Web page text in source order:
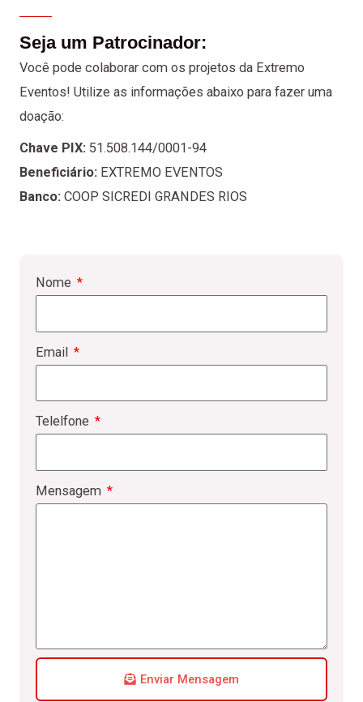
Seja um Patrocinador:
Você pode colaborar com os projetos da Extremo
Eventos! Utilize as informações abaixo para fazer uma
doação:
Chave PIX: 51.508.144/0001-94
Beneficiário: EXTREMO EVENTOS
Banco: COOP SICREDI GRANDES RIOS
Nome
Email
Telelfone
Mensagem
Enviar Mensagem